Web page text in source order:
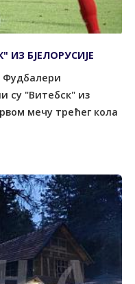
ИЗ БЈЕЛОРУСИЈЕ
су "Витебск" из
мечу трећег кола